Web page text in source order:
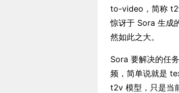
to-video，简称
惊讶于 Sora 生成
然如此之大。
Sora 要解决的任
频，简单说就是
t2v 模型，只是当